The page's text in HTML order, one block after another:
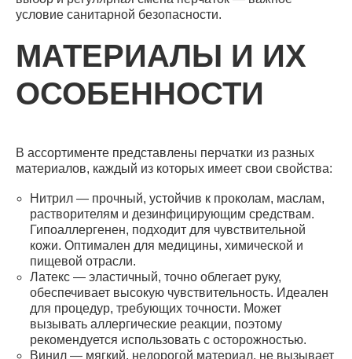
условие санитарной безопасности.
МАТЕРИАЛЫ И ИХ
ОСОБЕННОСТИ
В ассортименте представлены перчатки из разных
материалов, каждый из которых имеет свои свойства:
Нитрил — прочный, устойчив к проколам, маслам,
растворителям и дезинфицирующим средствам.
Гипоаллергенен, подходит для чувствительной
кожи. Оптимален для медицины, химической и
пищевой отрасли.
Латекс — эластичный, точно облегает руку,
обеспечивает высокую чувствительность. Идеален
для процедур, требующих точности. Может
вызывать аллергические реакции, поэтому
рекомендуется использовать с осторожностью.
Винил — мягкий, недорогой материал, не вызывает